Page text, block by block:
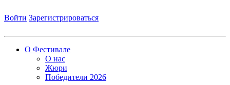
Войти Зарегистрироваться
О Фестивале
О нас
Жюри
Победители 2026